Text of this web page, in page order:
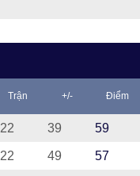
Trận +/- Điểm
22 39 59
22 49 57